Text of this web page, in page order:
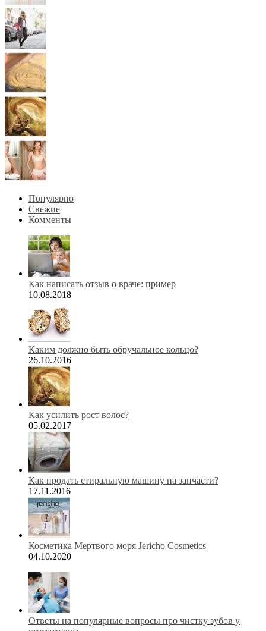
Популярно
Свежие
Комменты
Как написать отзыв о враче: пример
10.08.2018
Каким должно быть обручальное кольцо?
26.10.2016
Как усилить рост волос?
05.02.2017
Как продать стиральную машину на запчасти?
17.11.2016
Косметика Мертвого моря Jericho Cosmetics
04.10.2020
Ответы на популярные вопросы про чистку зубов у